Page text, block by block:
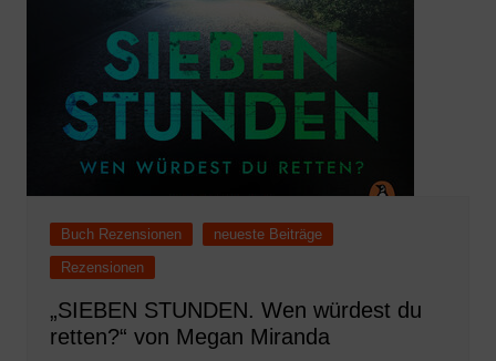
Buch Rezensionen
neueste Beiträge
Rezensionen
„SIEBEN STUNDEN. Wen würdest du
retten?“ von Megan Miranda